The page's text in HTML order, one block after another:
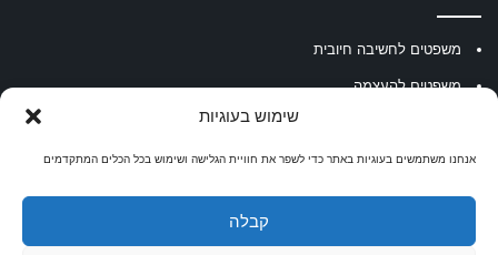
שימוש בעוגיות
אנחנו משתמשים בעוגיות באתר כדי לשפר את חוויית הגלישה ושימוש בכל הכלים המתקדמים
קבלה
משפטים לחשיבה חיובית
משפטים להעצמה
מחשבון נומרולוגיה
קריסטלים למזלות